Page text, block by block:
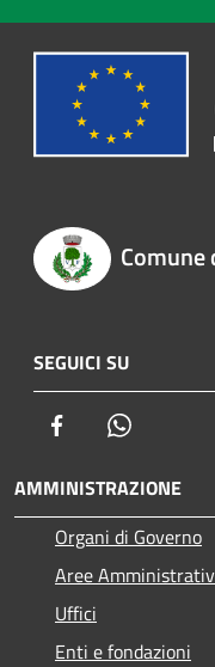
SEGUICI SU
Facebook
AMMINISTRAZIONE
Organi di Governo
Aree
Uffici
Enti e fondazioni